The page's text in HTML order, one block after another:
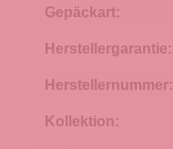
Gepäckart:
Herstellergarantie:
Herstellernummer:
Kollektion: